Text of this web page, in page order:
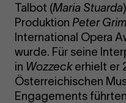
Talbot (Maria Stuarda
Produktion Peter
International Opera
wurde. Für seine
in Wozzeckerhielt er
Österreichischen
Engagements